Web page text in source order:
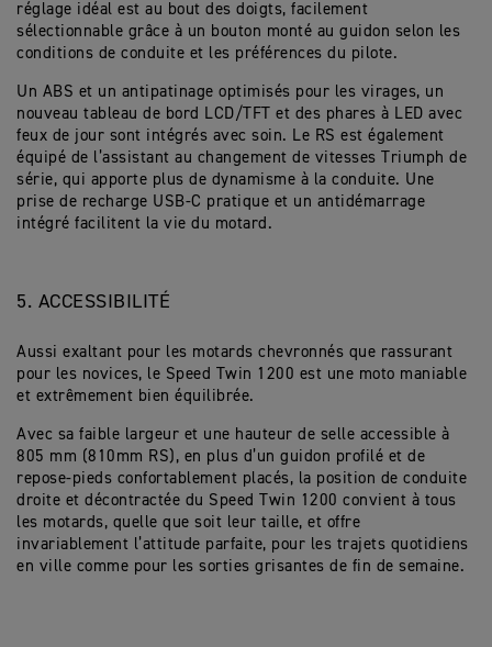
réglage idéal est au bout des doigts, facilement
sélectionnable grâce à un bouton monté au guidon selon les
conditions de conduite et les préférences du pilote.
Un ABS et un antipatinage optimisés pour les virages, un
nouveau tableau de bord LCD/TFT et des phares à LED avec
feux de jour sont intégrés avec soin. Le RS est également
équipé de l’assistant au changement de vitesses Triumph de
série, qui apporte plus de dynamisme à la conduite. Une
prise de recharge USB-C pratique et un antidémarrage
intégré facilitent la vie du motard.
5. ACCESSIBILITÉ
Aussi exaltant pour les motards chevronnés que rassurant
pour les novices, le Speed Twin 1200 est une moto maniable
et extrêmement bien équilibrée.
Avec sa faible largeur et une hauteur de selle accessible à
805 mm (810mm RS), en plus d’un guidon profilé et de
repose-pieds confortablement placés, la position de conduite
droite et décontractée du Speed Twin 1200 convient à tous
les motards, quelle que soit leur taille, et offre
invariablement l’attitude parfaite, pour les trajets quotidiens
en ville comme pour les sorties grisantes de fin de semaine.